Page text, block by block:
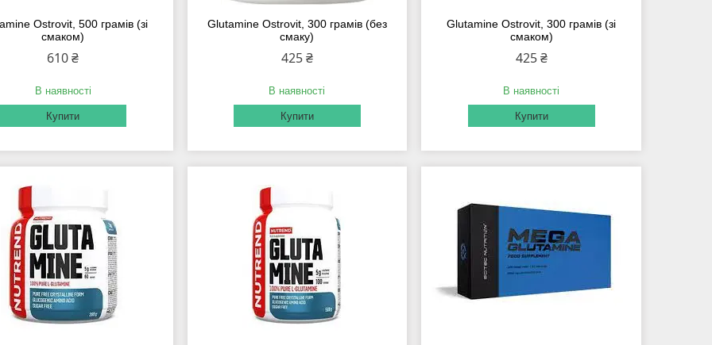
Ostrovit, 500 грамів (зі
смаком)
610 ₴
В наявності
Купити
Glutamine Ostrovit, 300 грамів (без
смаку)
425 ₴
В наявності
Купити
Glutamine Ostrovit, 300 грамів (зі
смаком)
425 ₴
В наявності
Купити